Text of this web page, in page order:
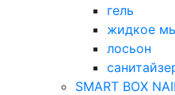
гель
жидкое
лосьон
SMART BOX